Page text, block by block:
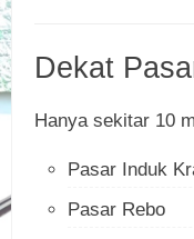
Dekat
Hanya sekitar 10
Pasar Induk
Pasar Rebo